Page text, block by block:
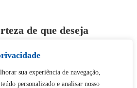
sua experiência de navegação,
personalizado e analisar nosso
de que deseja
esta publicação?
esquerda : 0